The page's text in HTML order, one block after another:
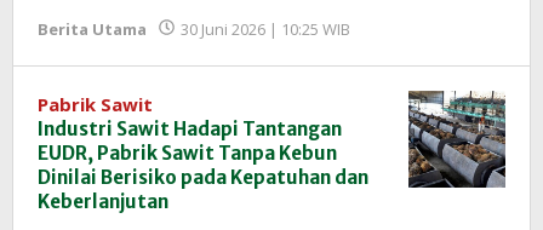
Berita Utama 30 Juni 2026 | 10:25 WIB
InfoSAWIT
Pabrik Sawit
Industri Sawit Hadapi Tantangan
EUDR, Pabrik Sawit Tanpa Kebun
Dinilai Berisiko pada Kepatuhan dan
Keberlanjutan